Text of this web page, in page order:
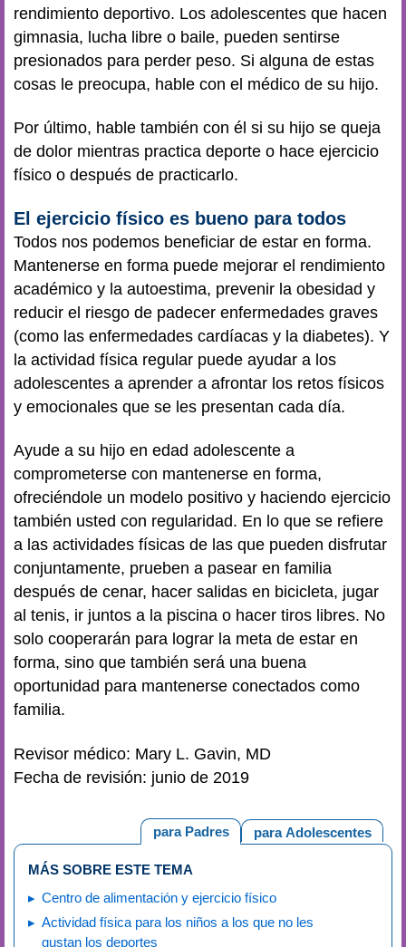
rendimiento deportivo. Los adolescentes que hacen
gimnasia, lucha libre o baile, pueden sentirse
presionados para perder peso. Si alguna de estas
cosas le preocupa, hable con el médico de su hijo.
Por último, hable también con él si su hijo se queja
de dolor mientras practica deporte o hace ejercicio
físico o después de practicarlo.
El ejercicio físico es bueno para todos
Todos nos podemos beneficiar de estar en forma.
Mantenerse en forma puede mejorar el rendimiento
académico y la autoestima, prevenir la obesidad y
reducir el riesgo de padecer enfermedades graves
(como las enfermedades cardíacas y la diabetes). Y
la actividad física regular puede ayudar a los
adolescentes a aprender a afrontar los retos físicos
y emocionales que se les presentan cada día.
Ayude a su hijo en edad adolescente a
comprometerse con mantenerse en forma,
ofreciéndole un modelo positivo y haciendo ejercicio
también usted con regularidad. En lo que se refiere
a las actividades físicas de las que pueden disfrutar
conjuntamente, prueben a pasear en familia
después de cenar, hacer salidas en bicicleta, jugar
al tenis, ir juntos a la piscina o hacer tiros libres. No
solo cooperarán para lograr la meta de estar en
forma, sino que también será una buena
oportunidad para mantenerse conectados como
familia.
Revisor médico: Mary L. Gavin, MD
Fecha de revisión: junio de 2019
para Adolescentes
para Padres
MÁS SOBRE ESTE TEMA
Centro de alimentación y ejercicio físico
Actividad física para los niños a los que no les
gustan los deportes